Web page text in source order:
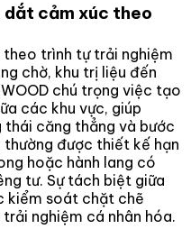
dắt cảm xúc theo
trình tự trải nghiệm
chờ, khu trị liệu đến
chú trọng việc tạo
các khu vực, giúp
thái căng thẳng và bước
được thiết kế hạn
hoặc hành lang có
tư. Sự tách biệt giữa
kiểm soát chặt chẽ
nghiệm cá nhân hóa.